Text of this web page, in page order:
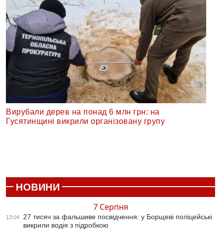
Вирубали дерев на понад 6 млн грн: на
Гусятинщині викрили організовану групу
НОВИНИ
7 Серпня
13:04
27 тисяч за фальшиве посвідчення: у Борщеві поліцейські
викрили водія з підробкою